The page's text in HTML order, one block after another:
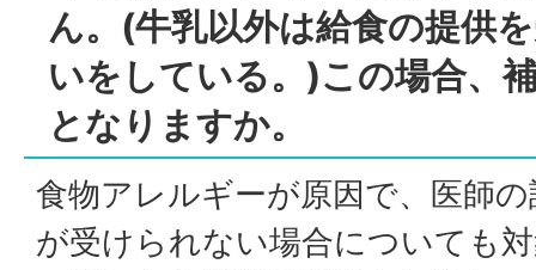
ん。(牛乳以外は給食の提供
いをしている。)この場合、
となりますか。
食物アレルギーが原因で、医師
が受けられない場合についても